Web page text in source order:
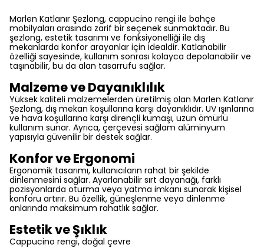
Marlen Katlanır Şezlong, cappucino rengi ile bahçe
mobilyaları arasında zarif bir seçenek sunmaktadır. Bu
şezlong, estetik tasarımı ve fonksiyonelliği ile dış
mekanlarda konfor arayanlar için idealdir. Katlanabilir
özelliği sayesinde, kullanım sonrası kolayca depolanabilir ve
taşınabilir, bu da alan tasarrufu sağlar.
Malzeme ve Dayanıklılık
Yüksek kaliteli malzemelerden üretilmiş olan Marlen Katlanır
Şezlong, dış mekan koşullarına karşı dayanıklıdır. UV ışınlarına
ve hava koşullarına karşı dirençli kumaşı, uzun ömürlü
kullanım sunar. Ayrıca, çerçevesi sağlam alüminyum
yapısıyla güvenilir bir destek sağlar.
Konfor ve Ergonomi
Ergonomik tasarımı, kullanıcıların rahat bir şekilde
dinlenmesini sağlar. Ayarlanabilir sırt dayanağı, farklı
pozisyonlarda oturma veya yatma imkanı sunarak kişisel
konforu artırır. Bu özellik, güneşlenme veya dinlenme
anlarında maksimum rahatlık sağlar.
Estetik ve Şıklık
Cappucino rengi, doğal çevre